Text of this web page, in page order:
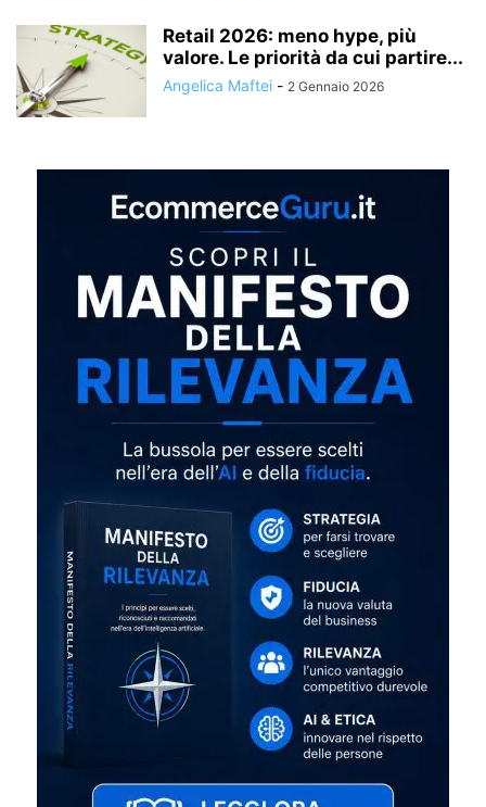
Retail 2026: meno hype, più
valore. Le priorità da cui partire...
Angelica Maftei - 2 Gennaio 2026